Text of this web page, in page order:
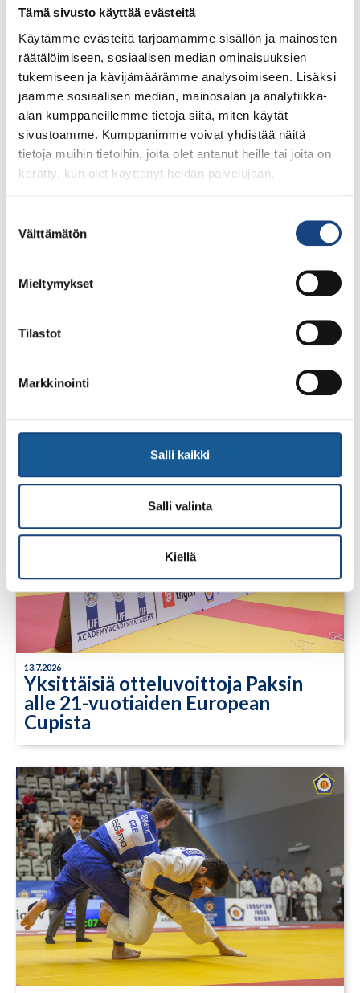
Tämä sivusto käyttää evästeitä
Käytämme evästeitä tarjoamamme sisällön ja mainosten
räätälöimiseen, sosiaalisen median ominaisuuksien
tukemiseen ja kävijämäärämme analysoimiseen. Lisäksi
jaamme sosiaalisen median, mainosalan ja analytiikka-
alan kumppaneillemme tietoja siitä, miten käytät
sivustoamme. Kumppanimme voivat yhdistää näitä
tietoja muihin tietoihin, joita olet antanut heille tai joita on
kerätty, kun olet käyttänyt heidän palvelujaan.
valinta
Välttämätön
Mieltymykset
Tilastot
Markkinointi
Salli kaikki
Salli valinta
Kiellä
Pentti Vauhkoselle harvinainen
huomionosoitus
Tuomariraportti Swedish A-Judo/VI
Open 2026, 14.-17.5.2026,
13.7.2026
Yksittäisiä otteluvoittoja Paksin
alle 21-vuotiaiden European
Cupista